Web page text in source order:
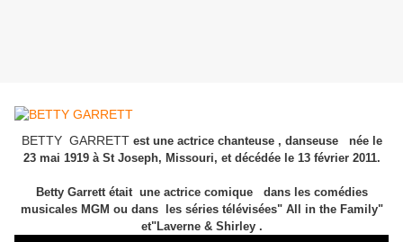
BETTY GARRETTest une actrice chanteuse , danseuse née le
23 mai 1919 à St Joseph, Missouri, et décédée le 13 février 2011.
Betty Garrett était une actrice comique dans les comédies
musicales MGM ou dans les séries télévisées" All in the Family"
et"Laverne & Shirley .